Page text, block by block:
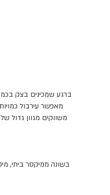
ברגע שמכינים בצק
מאפשר עירבול
משווקים מגוון גדול
בשונה ממיקסר ביתי,